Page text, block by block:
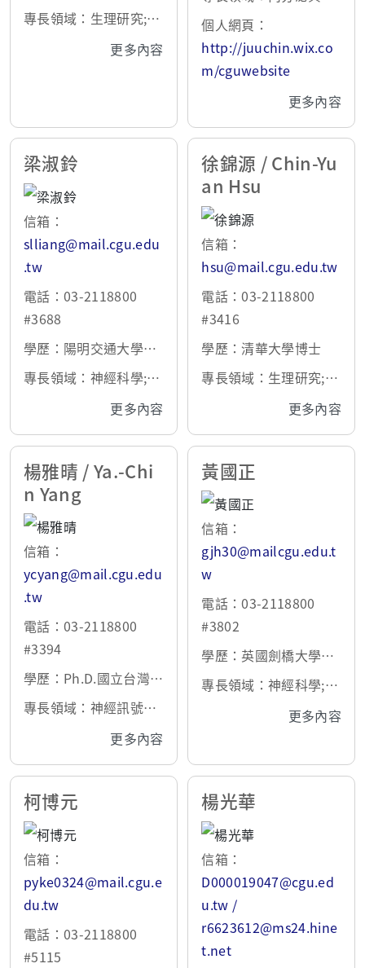
專長領域：生理研究;腎
臟生理暨病理研究更多內容
謝生理
個人網頁：
http://juuchin.wix.co
m/cguwebsite
更多內容
梁淑鈴
信箱：
slliang@mail.cgu.edu
.tw
電話：03-2118800
#3688
學歷：陽明交通大學博
士
專長領域：神經科學;生
理研究;星型膠細胞與突
更多內容
徐錦源 / Chin-Yu
an Hsu
信箱：
hsu@mail.cgu.edu.tw
電話：03-2118800
#3416
學歷：清華大學博士
專長領域：生理研究;長
壽機轉; 抗老化/磁場導
更多內容
楊雅晴 / Ya.-Chi
n Yang
信箱：
ycyang@mail.cgu.edu
.tw
電話：03-2118800
#3394
學歷：Ph.D.國立台灣大
學/台灣
專長領域：神經訊號傳
更多內容
黃國正
信箱：
gjh30@mailcgu.edu.t
w
電話：03-2118800
#3802
學歷：英國劍橋大學博
士
專長領域：神經科學;生
更多內容
柯博元
信箱：
pyke0324@mail.cgu.e
du.tw
電話：03-2118800
#5115
楊光華
信箱：
D000019047@cgu.ed
u.tw /
r6623612@ms24.hine
t.net